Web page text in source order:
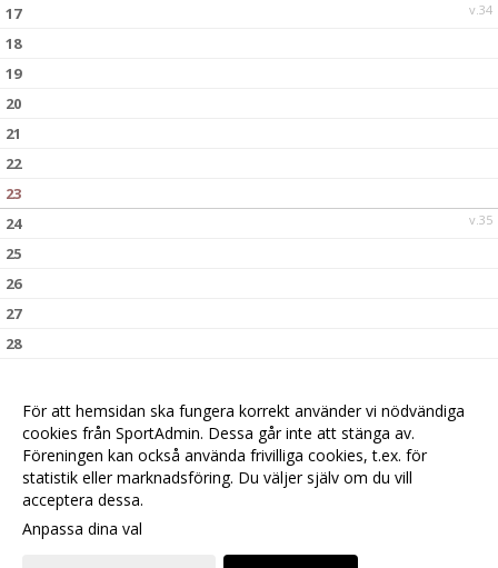
v.34
17
18
19
20
21
22
23
v.35
24
25
26
27
28
För att hemsidan ska fungera korrekt använder vi nödvändiga
cookies från SportAdmin. Dessa går inte att stänga av.
Föreningen kan också använda frivilliga cookies, t.ex. för
statistik eller marknadsföring. Du väljer själv om du vill
acceptera dessa.
Anpassa dina val